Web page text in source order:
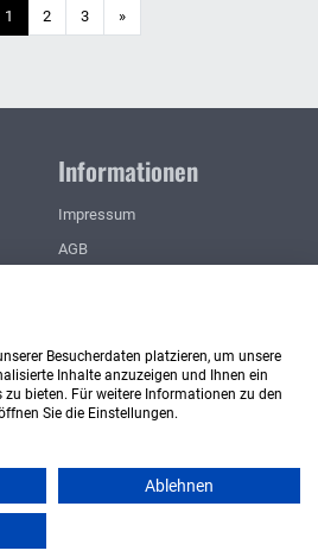
1 2 3 »Weiter
Informationen
Impressum
AGB
Widerrufsrecht
Wie bestellen?
für den hochwertigen
Besucherdaten platzieren, um unsere
Inhalte anzuzeigen und Ihnen ein
bieten. Für weitere Informationen zu den
Sie die Einstellungen.
Ablehnen